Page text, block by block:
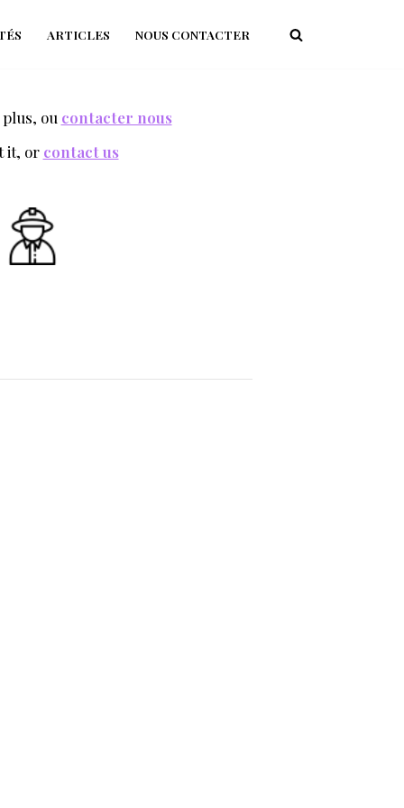
ARTICLES NOUS CONTACTER
ou contacter nous
it, or contact us